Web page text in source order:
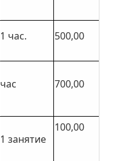
1 час. 500,00
час 700,00
1 занятие
100,00